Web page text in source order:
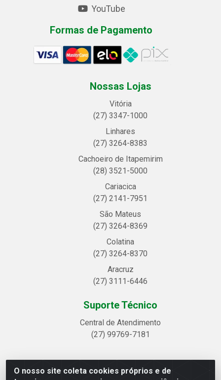
O nosso site coleta cookies próprios e de
YouTube
Formas de Pagamento
Nossas Lojas
Vitória
(27) 3347-1000
Linhares
(27) 3264-8383
Cachoeiro de Itapemirim
(28) 3521-5000
Cariacica
(27) 2141-7951
São Mateus
(27) 3264-8369
Colatina
(27) 3264-8370
Aracruz
(27) 3111-6446
Suporte Técnico
Central de Atendimento
(27) 99769-7181
Linhavix Distribuidora LTDA - Avenida Alegre, 2521 -